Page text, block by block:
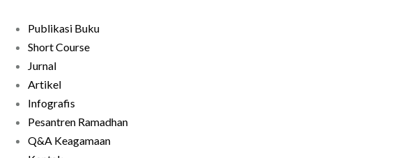
Publikasi Buku
Short Course
Jurnal
Artikel
Infografis
Pesantren Ramadhan
Q&A Keagamaan